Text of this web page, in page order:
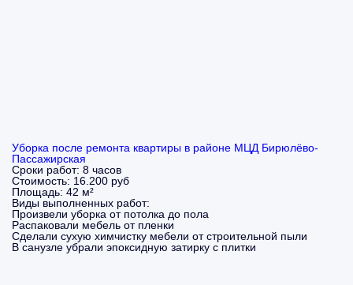
Уборка после ремонта квартиры в районе МЦД Бирюлёво-
Пассажирская
Сроки работ: 8 часов
Стоимость: 16.200 руб
Площадь: 42 м²
Виды выполненных работ:
Произвели уборка от потолка до пола
Распаковали мебель от пленки
Сделали сухую химчистку мебели от строительной пыли
В санузле убрали эпоксидную затирку с плитки